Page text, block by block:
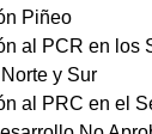
Piñeo
al PCR en los
y Sur
al PRC en el